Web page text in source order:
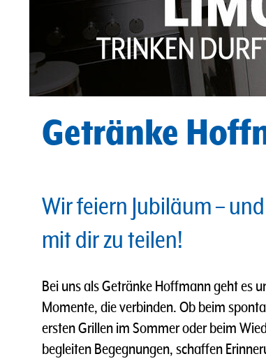
Getränke
Wir feiern Jubiläum –
mit dir zu teilen!
Bei uns als Getränke Hoffmann geht es
Momente, die verbinden. Ob beim
ersten Grillen im Sommer oder beim
begleiten Begegnungen, schaffen